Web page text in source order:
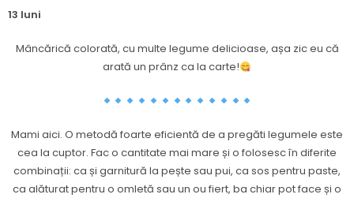
13 luni
Mâncărică colorată, cu multe legume delicioase, așa zic eu că
arată un prânz ca la carte!
Mami aici. O metodă foarte eficientă de a pregăti legumele este
cea la cuptor. Fac o cantitate mai mare și o folosesc în diferite
combinații: ca și garnitură la pește sau pui, ca sos pentru paste,
ca alăturat pentru o omletă sau un ou fiert, ba chiar pot face și o